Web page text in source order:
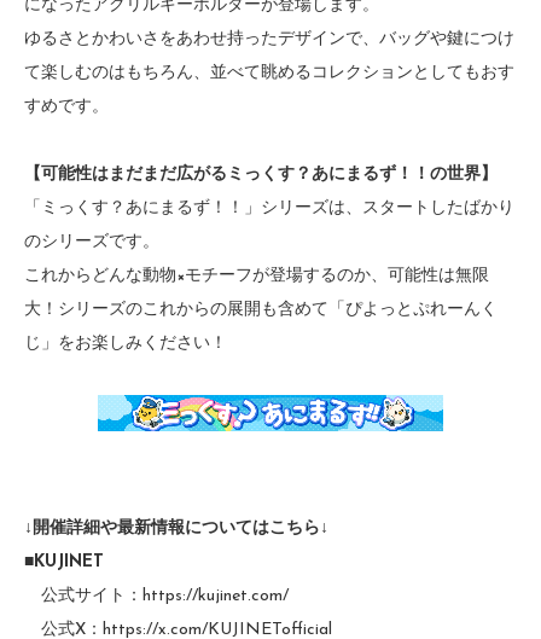
になったアクリルキーホルダーが登場します。
ゆるさとかわいさをあわせ持ったデザインで、バッグや鍵につけ
て楽しむのはもちろん、並べて眺めるコレクションとしてもおす
すめです。
【可能性はまだまだ広がるミっくす？あにまるず！！の世界】
「ミっくす？あにまるず！！」シリーズは、スタートしたばかり
のシリーズです。
これからどんな動物×モチーフが登場するのか、可能性は無限
大！シリーズのこれからの展開も含めて「ぴよっとぷれーんく
じ」をお楽しみください！
↓開催詳細や最新情報についてはこちら↓
■KUJINET
公式サイト： https://kujinet.com/
公式X： https://x.com/KUJINETofficial